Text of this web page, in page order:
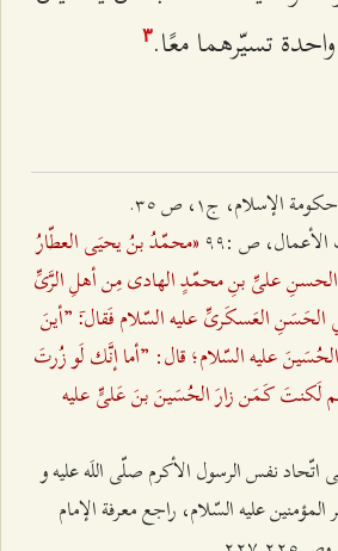
تسيّرهما معًا.٣
الإسلام، ج١، ص ٣٥.
ص :٩٩
«محمّدُ بنُ یحیَی العطّارُ
علیِّ بنِ محمّدٍ الهادی مِن أهلِ الرَّیِّ
العَسکَریِّ علیه السّلام فَقال:َ ”أینَ
علیه السّلام؛ قال: ”أما إنَّك لَو زُرتَ
لَكنتَ کَمَن زارَ الحُسَینَ بنَ عَلیٍّ علیه
اتّحاد نفس الرسول الأکرم صلّی اللَه علیه و
علیه السّلام، راجع معرفة الإمام